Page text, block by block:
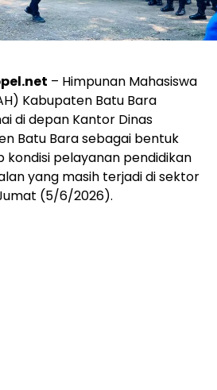
– Himpunan Mahasiswa
Kabupaten Batu Bara
di depan Kantor Dinas
Batu Bara sebagai bentuk
kondisi pelayanan pendidikan
yang masih terjadi di sektor
(5/6/2026).